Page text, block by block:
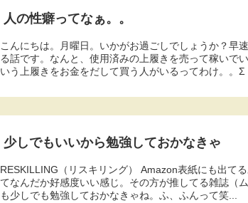
人の性癖ってなぁ。。
こんにちは。月曜日。いかがお過ごしでしょうか？早
る話です。なんと、使用済みの上履きを売って稼いで
いう上履きをお金をだして買う人がいるってわけ。。Σ
少しでもいいから勉強しておかなきゃ
RESKILLING（リスキリング） Amazon表紙にも出て
てなんだか好感度いい感じ。その方が推してる雑誌（
も少しでも勉強しておかなきゃね。ふ、ふんって笑...